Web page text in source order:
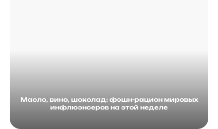
Масло, вино, шоколад: фэшн-рацион мировых
инфлюэнсеров на этой неделе